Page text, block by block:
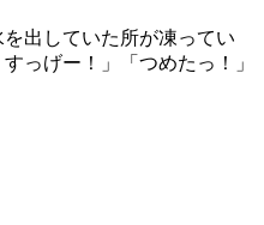
出していた所が凍ってい
っげー！」「つめたっ！」